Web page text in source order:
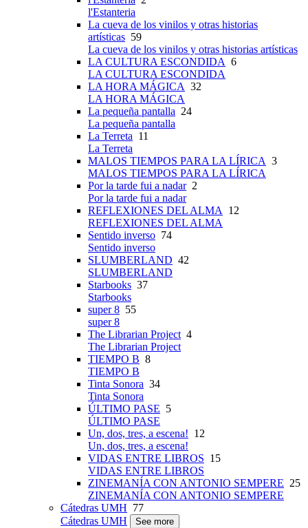
l'Estanteria
La cueva de los vinilos y otras historias
artísticas 59
La cueva de los vinilos y otras historias artísticas
LA CULTURA ESCONDIDA 6
LA CULTURA ESCONDIDA
LA HORA MÁGICA 32
LA HORA MÁGICA
La pequeña pantalla 24
La pequeña pantalla
La Terreta 11
La Terreta
MALOS TIEMPOS PARA LA LÍRICA 3
MALOS TIEMPOS PARA LA LÍRICA
Por la tarde fui a nadar2
Por la tarde fui a nadar
REFLEXIONES DEL ALMA 12
REFLEXIONES DEL ALMA
Sentido inverso 74
Sentido inverso
SLUMBERLAND 42
SLUMBERLAND
Starbooks 37
Starbooks
super 8 55
super 8
The Librarian Project4
The Librarian Project
TIEMPO B 8
TIEMPO B
Tinta Sonora 34
Tinta Sonora
ÚLTIMO PASE 5
ÚLTIMO PASE
Un, dos, tres, a escena! 12
Un, dos, tres, a escena!
VIDAS ENTRE LIBROS 15
VIDAS ENTRE LIBROS
ZINEMANÍA CON ANTONIO SEMPERE 25
ZINEMANÍA CON ANTONIO SEMPERE
Cátedras UMH 77
Cátedras UMH
See more